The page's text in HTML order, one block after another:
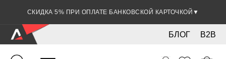
СКИДКА 5% ПРИ ОПЛАТЕ БАНКОВСКОЙ КАРТОЧКОЙ ▼
B2B
БЛОГ